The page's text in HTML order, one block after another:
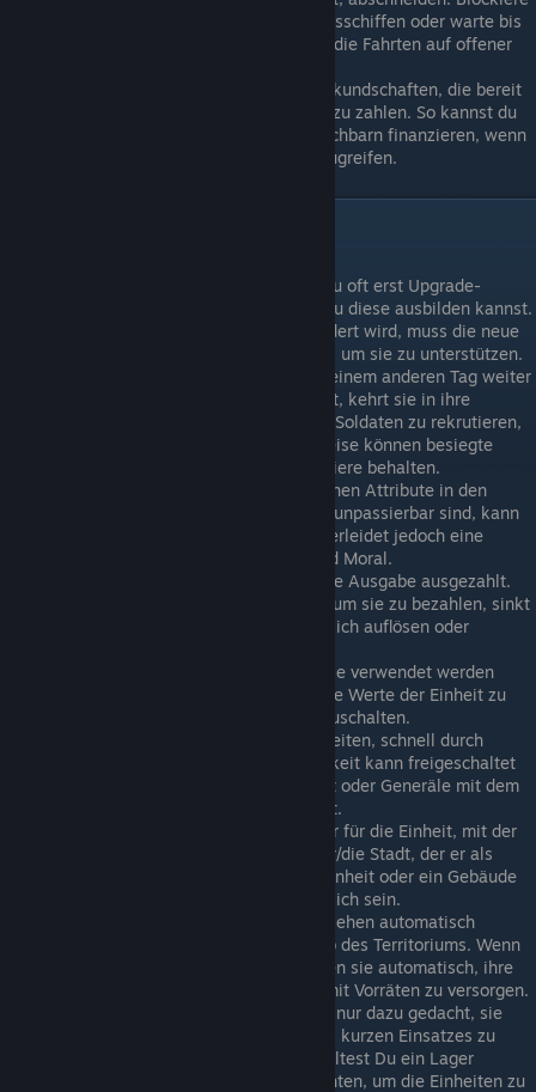
entweder ihre Handelsrouten mit Kriegsschiffen oder warte bis
zum Winter, wenn stürmisches Wetter die Fahrten auf offener
Es lohnt sich, die Karte nach KIs auszukundschaften, die bereit
sind, für einen Waffenstillstand Tribut zu zahlen. So kannst du
Tributzahlungen an deine größeren Nachbarn finanzieren, wenn
Du sie davon abhalten willst, dich anzugreifen.
Für fortgeschrittene Einheiten musst Du oft erst Upgrade-
Gebäude in einer Stadt bauen, bevor Du diese ausbilden kannst.
Wenn das Zuhause einer Einheit geändert wird, muss die neue
Stadt auch über die Gebäude verfügen, um sie zu unterstützen.
Deine besiegten Einheiten werden an einem anderen Tag weiter
kämpfen! Wenn eine Einheit besiegt ist, kehrt sie in ihre
Heimatstadt zurück und beginnt, neue Soldaten zu rekrutieren,
um ihre Reihen zu füllen. Auf diese Weise können besiegte
Einheiten ihre Erfahrung und ihre Offiziere behalten.
Wenn eine Einheit ohne die erforderlichen Attribute in den
Sümpfen stecken bleibt, obwohl diese unpassierbar sind, kann
sie das Gebiet immer noch verlassen, erleidet jedoch eine
Schwächung ihrer Geschwindigkeit und Moral.
Gold wird deinen Einheiten als laufende Ausgabe ausgezahlt.
Wenn Du nicht mehr genug Gold hast, um sie zu bezahlen, sinkt
ihre Moral und sie werden sich schließlich auflösen oder
Kampfeinheiten sammeln Erfahrung, die verwendet werden
kann, um Offiziere zu befördern und die Werte der Einheit zu
verbessern und neue Fähigkeiten freizuschalten.
Der Zwangsmarsch ermöglicht es Einheiten, schnell durch
sicheres Gebiet zu reisen. Diese Fähigkeit kann freigeschaltet
werden, indem man Offiziere befördert oder Generäle mit dem
Attribut Erzwungener Marsch hinzufügt.
Die Attribute eines Generals gelten nur für die Einheit, mit der
er verschmolzen ist, oder für das Lager/die Stadt, der er als
Gouverneur zugewiesen ist. Für eine Einheit oder ein Gebäude
darf immer nur ein General verantwortlich sein.
Truppen innerhalb eines Territoriums ziehen automatisch
Nahrung aus allen Gebäuden innerhalb des Territoriums. Wenn
sie das Territorium verlassen, versuchen sie automatisch, ihre
Rucksäcke zu füllen, um sich im Feld mit Vorräten zu versorgen.
Die Nahrung, die eine Einheit trägt, ist nur dazu gedacht, sie
während der Reise oder während eines kurzen Einsatzes zu
ernähren. Für langwierige Gefechte solltest Du ein Lager
errichten und Versorgungslinien einrichten, um die Einheiten zu